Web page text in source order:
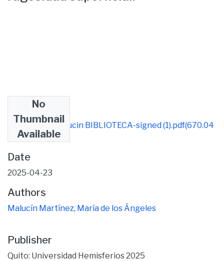
No
Thumbnail
Available
Artículo MAMalucin BIBLIOTECA-signed (1).pdf(670.04
KB)
Date
2025-04-23
Authors
Malucín Martínez, María de los Ángeles
Publisher
Quito: Universidad Hemisferios 2025